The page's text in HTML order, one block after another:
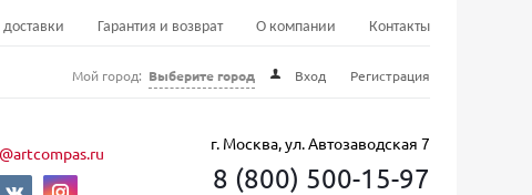
Гарантия и возврат О компании Контакты
Мой город: Выберите город Вход Регистрация
г. Москва, ул. Автозаводская 7
8 (800) 500-15-97